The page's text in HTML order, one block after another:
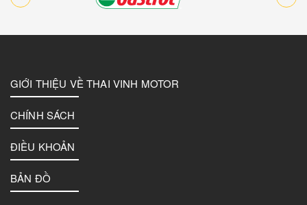
GIỚI THIỆU VỀ THAI VINH MOTOR
CHÍNH SÁCH
ĐIỀU KHOẢN
BẢN ĐỒ